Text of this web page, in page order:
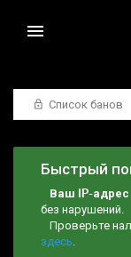
Список банов
Быстрый
Ваш IP-адрес
без нарушений.
Проверьте
здесь.